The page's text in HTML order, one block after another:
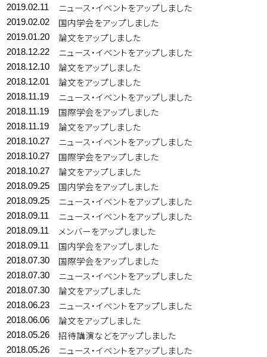
2019.02.11 ニュース・イベントをアップしました
2019.02.02 国内学会をアップしました
2019.01.20 論文をアップしました
2018.12.22 ニュース・イベントをアップしました
2018.12.10 論文をアップしました
2018.12.01 論文をアップしました
2018.11.19 ニュース・イベントをアップしました
2018.11.19 国際学会をアップしました
2018.11.19 論文をアップしました
2018.10.27 ニュース・イベントをアップしました
2018.10.27 国際学会をアップしました
2018.10.27 論文をアップしました
2018.09.25 国内学会をアップしました
2018.09.25 ニュース・イベントをアップしました
2018.09.11 ニュース・イベントをアップしました
2018.09.11 メンバーをアップしました
2018.09.11 国内学会をアップしました
2018.07.30 国際学会をアップしました
2018.07.30 ニュース・イベントをアップしました
2018.07.30 論文をアップしました
2018.06.23 ニュース・イベントをアップしました
2018.06.06 論文をアップしました
2018.05.26 招待講演などをアップしました
2018.05.26 ニュース・イベントをアップしました